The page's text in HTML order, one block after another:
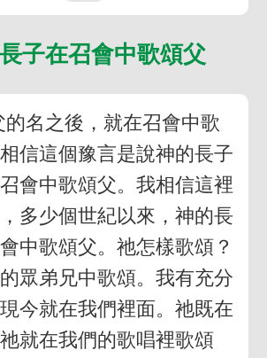
子在召會中歌頌父
的名之後，就在召會中歌
信這個豫言是說神的長子
會中歌頌父。我相信這裡
多少個世紀以來，神的長
中歌頌父。祂怎樣歌頌？
眾弟兄中歌頌。我有充分
今就在我們裡面。祂既在
就在我們的歌唱裡歌頌